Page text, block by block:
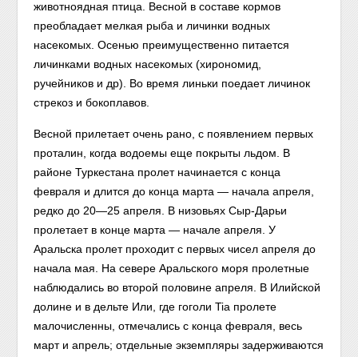
животноядная птица. Весной в составе кормов
преобладает мелкая рыба и личинки водных
насекомых. Осенью преимущественно питается
личинками водных насекомых (хирономид,
ручейников и др). Во время линьки поедает личинок
стрекоз и бокоплавов.
Весной прилетает очень рано, с появлением первых
проталин, когда водоемы еще покрыты льдом. В
районе Туркестана пролет начинается с конца
февраля и длится до конца марта — начала апреля,
редко до 20—25 апреля. В низовьях Сыр-Дарьи
пролетает в конце марта — начале апреля. У
Аральска пролет проходит с первых чисел апреля до
начала мая. На севере Аральского моря пролетные
наблюдались во второй половине апреля. В Илийской
долине и в дельте Или, где гоголи Tia пролете
малочисленны, отмечались с конца февраля, весь
март и апрель; отдельные экземпляры задерживаются